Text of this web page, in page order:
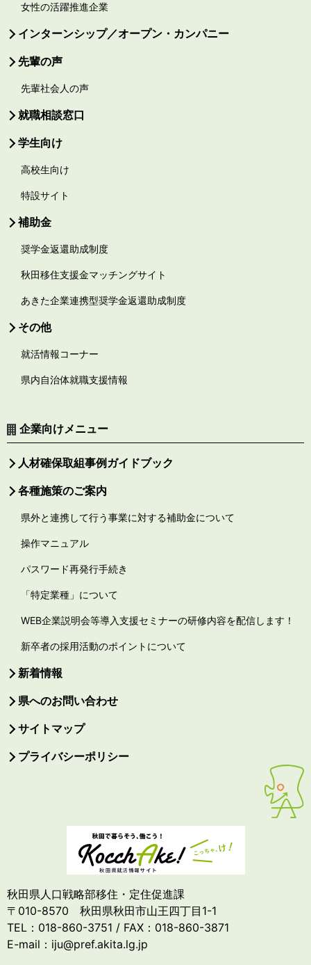
女性の活躍推進企業
インターンシップ／オープン・カンパニー
先輩の声
先輩社会人の声
就職相談窓口
学生向け
高校生向け
特設サイト
補助金
奨学金返還助成制度
秋田移住支援金マッチングサイト
あきた企業連携型奨学金返還助成制度
その他
就活情報コーナー
県内自治体就職支援情報
企業向けメニュー
人材確保取組事例ガイドブック
各種施策のご案内
県外と連携して行う事業に対する補助金について
操作マニュアル
パスワード再発行手続き
「特定業種」について
WEB企業説明会等導入支援セミナーの研修内容を配信します！
新卒者の採用活動のポイントについて
新着情報
県へのお問い合わせ
サイトマップ
プライバシーポリシー
秋田県人口戦略部移住・定住促進課
〒010-8570 秋田県秋田市山王四丁目1-1
TEL：018-860-3751 / FAX：018-860-3871
E-mail：iju@pref.akita.lg.jp